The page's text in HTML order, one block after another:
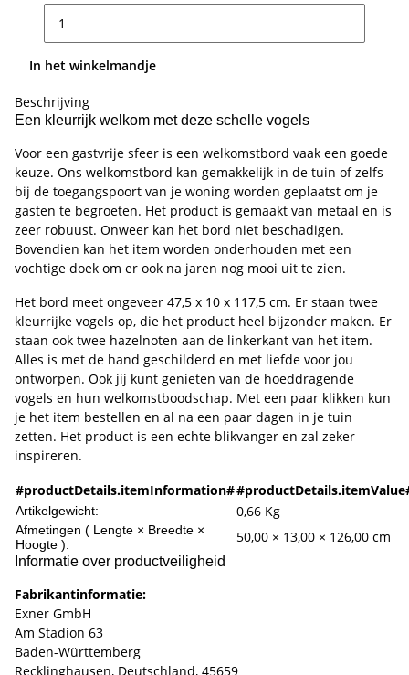
In het winkelmandje
Beschrijving
Een kleurrijk welkom met deze schelle vogels
Voor een gastvrije sfeer is een welkomstbord vaak een goede
keuze. Ons welkomstbord kan gemakkelijk in de tuin of zelfs
bij de toegangspoort van je woning worden geplaatst om je
gasten te begroeten. Het product is gemaakt van metaal en is
zeer robuust. Onweer kan het bord niet beschadigen.
Bovendien kan het item worden onderhouden met een
vochtige doek om er ook na jaren nog mooi uit te zien.
Het bord meet ongeveer 47,5 x 10 x 117,5 cm. Er staan twee
kleurrijke vogels op, die het product heel bijzonder maken. Er
staan ook twee hazelnoten aan de linkerkant van het item.
Alles is met de hand geschilderd en met liefde voor jou
ontworpen. Ook jij kunt genieten van de hoeddragende
vogels en hun welkomstboodschap. Met een paar klikken kun
je het item bestellen en al na een paar dagen in je tuin
zetten. Het product is een echte blikvanger en zal zeker
inspireren.
#productDetails.itemInformation#
Artikelgewicht: 0,66 Kg
Afmetingen ( Lengte × Breedte ×
Hoogte ):
50,00 × 13,00 × 126,00 cm
Informatie over productveiligheid
Fabrikantinformatie:
Exner GmbH
Am Stadion 63
Baden-Württemberg
Recklinghausen, Deutschland, 45659